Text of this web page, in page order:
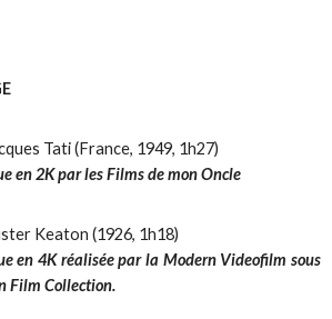
Tati (France, 1949, 1h27)
en 2K par les Films de mon Oncle
Keaton (1926, 1h18)
en 4K réalisée par la Modern Videofilm sous
Film Collection.